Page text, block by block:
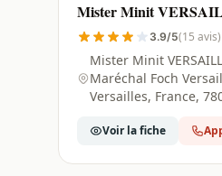
Mister Minit
78000
3.9/5(15 avis)
Mister Minit
Maréchal Foch
Versailles, France,
Voir la fiche